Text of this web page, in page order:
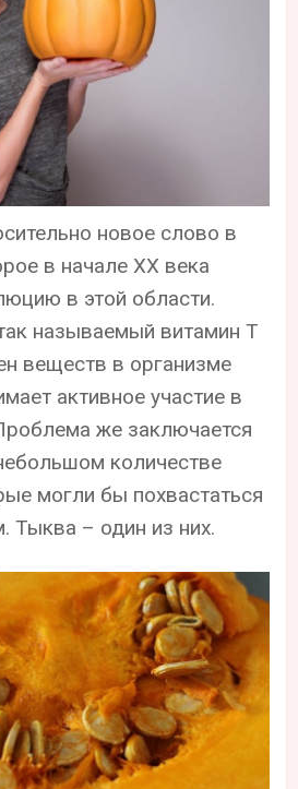
новое слово в
в начале XX века
в этой области.
называемый витамин Т
веществ в организме
активное участие в
же заключается
количестве
могли бы похвастаться
Тыква – один из них.